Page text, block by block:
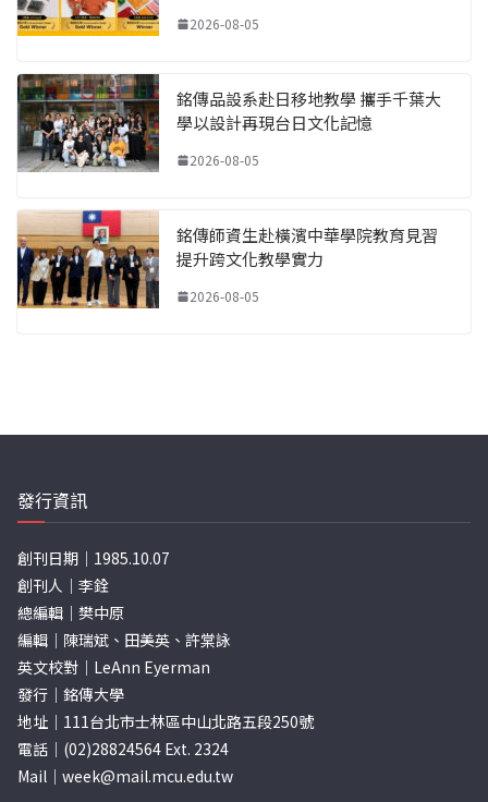
2026-08-05
銘傳品設系赴日移地教學 攜手千葉大
學以設計再現台日文化記憶
2026-08-05
銘傳師資生赴橫濱中華學院教育見習
提升跨文化教學實力
2026-08-05
發行資訊
創刊日期｜1985.10.07
創刊人｜李銓
總編輯｜樊中原
編輯｜陳瑞斌、田美英、許棠詠
英文校對｜LeAnn Eyerman
發行｜銘傳大學
地址｜111台北市士林區中山北路五段250號
電話｜(02)28824564 Ext. 2324
Mail｜ week@mail.mcu.edu.tw